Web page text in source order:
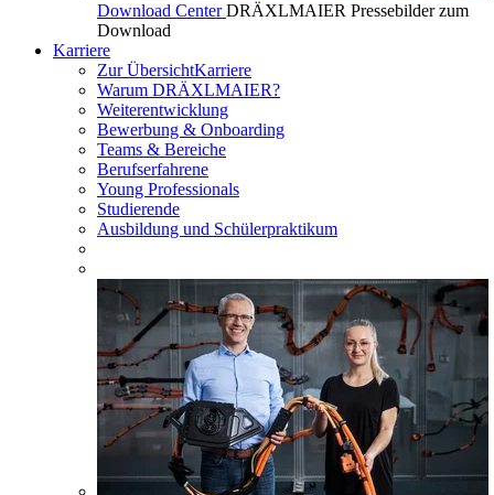
Download CenterDRÄXLMAIER Pressebilder zum
Download
Karriere
Zur ÜbersichtKarriere
Warum DRÄXLMAIER?
Weiterentwicklung
Bewerbung & Onboarding
Teams & Bereiche
Berufserfahrene
Young Professionals
Studierende
Ausbildung und Schülerpraktikum